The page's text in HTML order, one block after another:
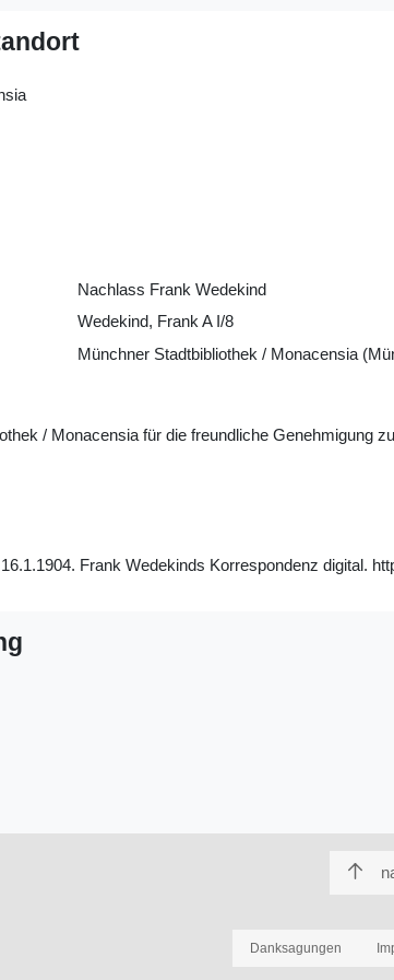
Nachlass Frank Wedekind
Wedekind, Frank A I/8
Münchner Stadtbibliothek / Monacensia
/ Monacensia für die freundliche Genehmigung
Frank Wedekinds Korrespondenz digital.
Danksagungen